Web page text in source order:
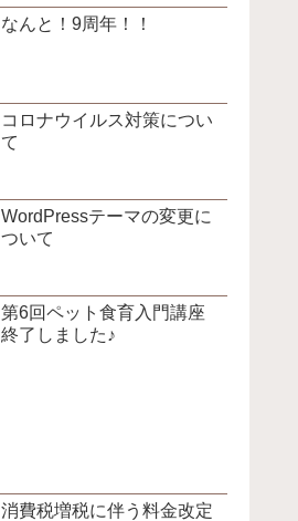
なんと！9周年！！
コロナウイルス対策につい
て
WordPressテーマの変更に
ついて
第6回ペット食育入門講座
終了しました♪
消費税増税に伴う料金改定